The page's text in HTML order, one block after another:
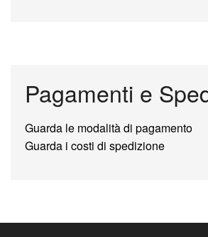
Pagamenti e
Guarda le modalità di pagamento
Guarda i costi di spedizione